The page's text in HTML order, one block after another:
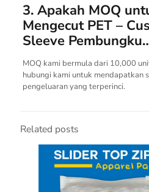
3. Apakah MOQ
Mengecut PET –
Sleeve
MOQ kami bermula dari 10,000
hubungi kami untuk mendapatkan
pengeluaran yang terperinci.
Related posts